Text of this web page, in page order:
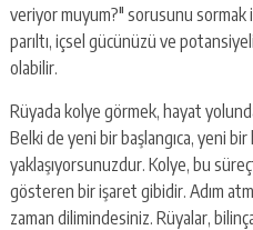
veriyor muyum?" sorusunu sormak
parıltı, içsel gücünüzü ve
olabilir.
Rüyada kolye görmek, hayat
Belki de yeni bir başlangıca, yeni
yaklaşıyorsunuzdur. Kolye, bu
gösteren bir işaret gibidir. Adım
zaman dilimindesiniz. Rüyalar,